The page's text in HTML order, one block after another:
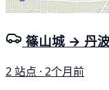
篠山城 → 丹
2 站点 · 2个月前